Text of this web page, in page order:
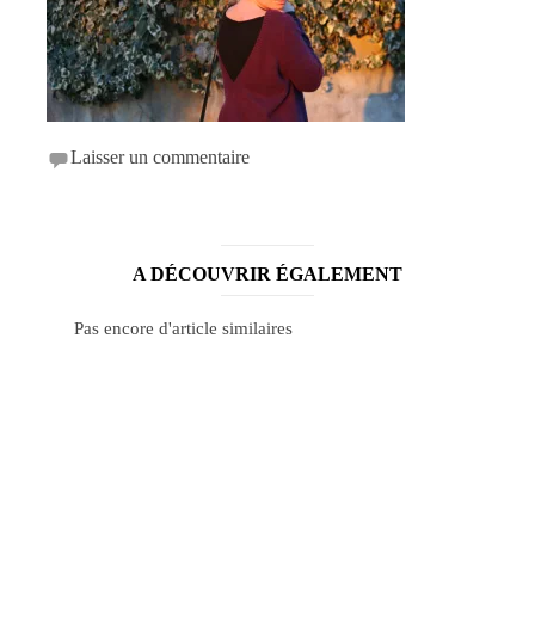
Laisser un commentaire
A DÉCOUVRIR ÉGALEMENT
Pas encore d'article similaires